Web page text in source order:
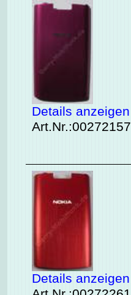
Details anzeigen
Art.Nr.:00272157
Details anzeigen